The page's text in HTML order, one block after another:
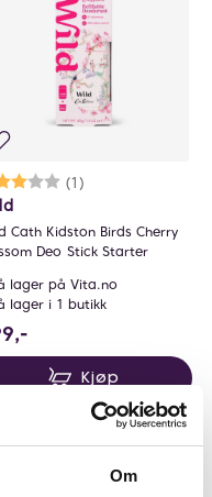
Om
Karakter:
(1)
3.0 av 5 mulige
Cath Kidston Birds Cherry
Deo Stick Starter
lager på Vita.no
lager i 1 butikk
Kjøp